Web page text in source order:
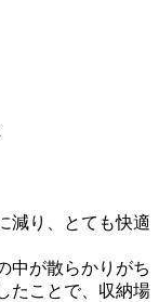
減り、とても快適
中が散らかりがち
たことで、収納場